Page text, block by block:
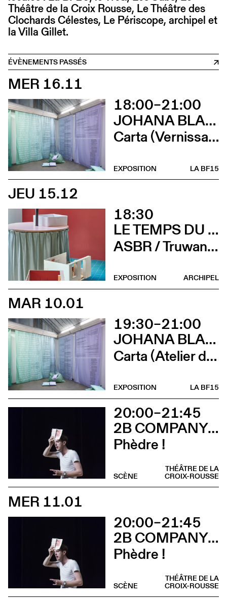
Théâtre de la Croix Rousse, Le Théâtre des
Clochards Célestes, Le Périscope, archipel et
la Villa Gillet.
ÉVÈNEMENTS PASSÉS
MER 16.11
18:00–21:00
JOHANA BLANC ET SIMONE HOLLIGER
Carta (Vernissage)
LA BF15
EXPOSITION
JEU 15.12
18:30
LE TEMPS DU DÉTAIL. EXTRAITS D’ARCHITECTURE SUISSE CONTEMPORAINE
ASBR / Truwant + Rodet +, Boltshauser Architekten AG, Buol & Zünd, COCI, Wilfried Dechau, Rahbaran Hürzeler Architects, Rapin Saiz Architectes (Vernissage)
ARCHIPEL
EXPOSITION
MAR 10.01
19:30–21:00
JOHANA BLANC ET SIMONE HOLLIGER
Carta (Atelier d’écriture de Johana Blanc)
LA BF15
EXPOSITION
20:00–21:45
2B COMPANY - FRANÇOIS GREMAUD
Phèdre !
THÉÂTRE DE LA
CROIX-ROUSSE
SCÈNE
MER 11.01
20:00–21:45
2B COMPANY - FRANÇOIS GREMAUD
Phèdre !
THÉÂTRE DE LA
CROIX-ROUSSE
SCÈNE